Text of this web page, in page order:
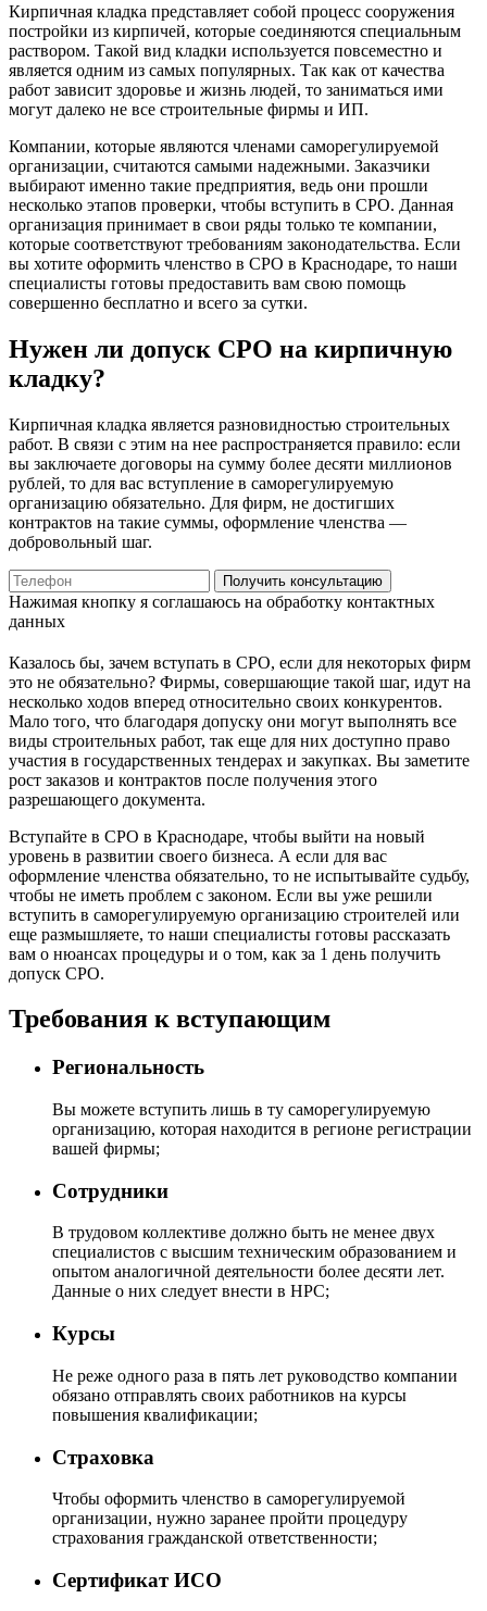
Кирпичная кладка представляет собой процесс сооружения
постройки из кирпичей, которые соединяются специальным
раствором. Такой вид кладки используется повсеместно и
является одним из самых популярных. Так как от качества
работ зависит здоровье и жизнь людей, то заниматься ими
могут далеко не все строительные фирмы и ИП.
Компании, которые являются членами саморегулируемой
организации, считаются самыми надежными. Заказчики
выбирают именно такие предприятия, ведь они прошли
несколько этапов проверки, чтобы вступить в СРО. Данная
организация принимает в свои ряды только те компании,
которые соответствуют требованиям законодательства. Если
вы хотите оформить членство в СРО в Краснодаре, то наши
специалисты готовы предоставить вам свою помощь
совершенно бесплатно и всего за сутки.
Нужен ли допуск СРО на кирпичную
кладку?
Кирпичная кладка является разновидностью строительных
работ. В связи с этим на нее распространяется правило: если
вы заключаете договоры на сумму более десяти миллионов
рублей, то для вас вступление в саморегулируемую
организацию обязательно. Для фирм, не достигших
контрактов на такие суммы, оформление членства —
добровольный шаг.
Получить консультацию
Нажимая кнопку я соглашаюсь на обработку контактных
данных
Казалось бы, зачем вступать в СРО, если для некоторых фирм
это не обязательно? Фирмы, совершающие такой шаг, идут на
несколько ходов вперед относительно своих конкурентов.
Мало того, что благодаря допуску они могут выполнять все
виды строительных работ, так еще для них доступно право
участия в государственных тендерах и закупках. Вы заметите
рост заказов и контрактов после получения этого
разрешающего документа.
Вступайте в СРО в Краснодаре, чтобы выйти на новый
уровень в развитии своего бизнеса. А если для вас
оформление членства обязательно, то не испытывайте судьбу,
чтобы не иметь проблем с законом. Если вы уже решили
вступить в саморегулируемую организацию строителей или
еще размышляете, то наши специалисты готовы рассказать
вам о нюансах процедуры и о том, как за 1 день получить
допуск СРО.
Требования к вступающим
Региональность
Вы можете вступить лишь в ту саморегулируемую
организацию, которая находится в регионе регистрации
вашей фирмы;
Сотрудники
В трудовом коллективе должно быть не менее двух
специалистов с высшим техническим образованием и
опытом аналогичной деятельности более десяти лет.
Данные о них следует внести в НРС;
Курсы
Не реже одного раза в пять лет руководство компании
обязано отправлять своих работников на курсы
повышения квалификации;
Страховка
Чтобы оформить членство в саморегулируемой
организации, нужно заранее пройти процедуру
страхования гражданской ответственности;
Сертификат ИСО